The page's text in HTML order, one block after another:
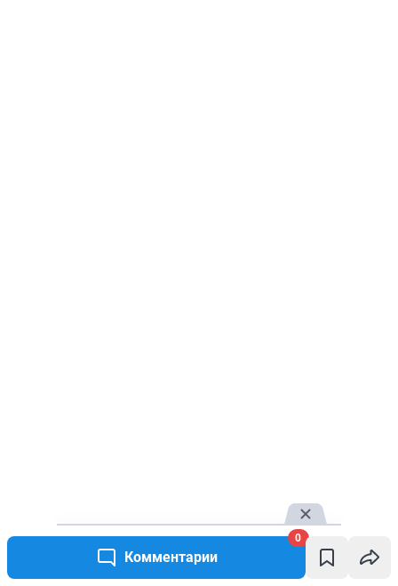
Комментарии
0